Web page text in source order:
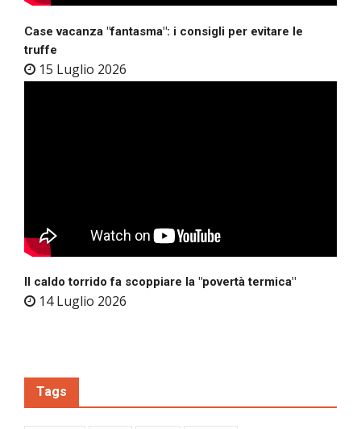
Case vacanza "fantasma": i consigli per evitare le
truffe
15 Luglio 2026
Il caldo torrido fa scoppiare la "povertà termica"
14 Luglio 2026
Tags